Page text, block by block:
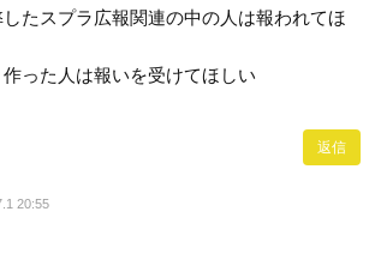
たスプラ広報関連の中の人は報われてほ
った人は報いを受けてほしい
返信
20:55